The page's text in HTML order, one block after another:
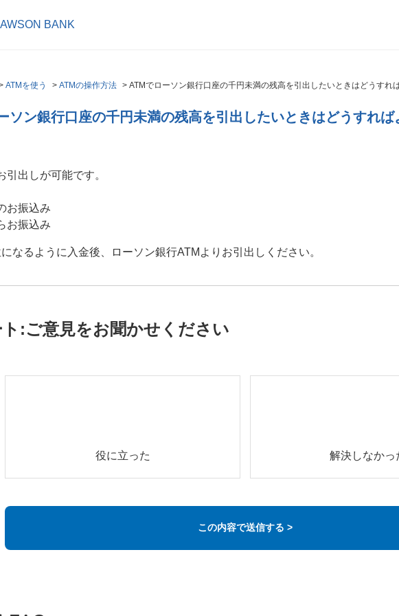
ATMを使う > ATMの操作方法 > ATMでローソン銀行口座の千円未満の残高を引出したいときはどうすれ
ソン銀行口座の千円未満の残高を引出したいときはどうすれば
引出しが可能です。
お振込み
お振込み
なるように入金後、ローソン銀行ATMよりお引出しください。
:ご意見をお聞かせください
役に立った 解決しなかっ